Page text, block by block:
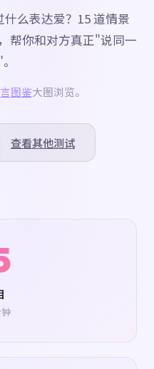
么表达爱？15 道情景
帮你和对方真正"说同一
图鉴大图浏览。
查看其他测试